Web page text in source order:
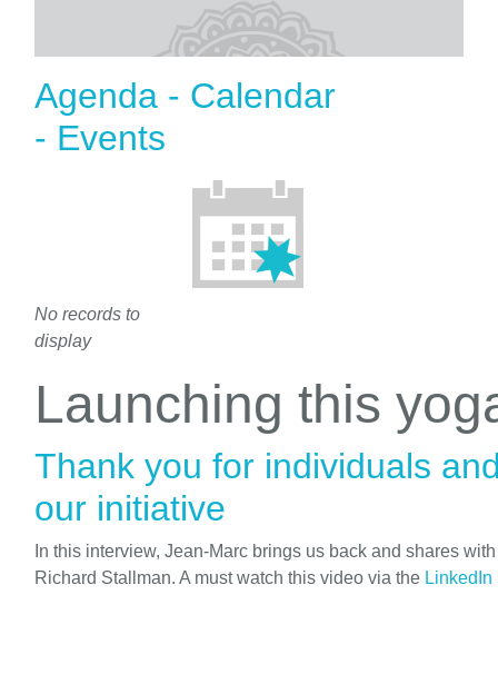
Agenda - Calendar
- Events
No records to
display
Launching this
Thank you for individuals
our initiative
In this interview, Jean-Marc brings us back and shares
Richard Stallman. A must watch this video via the LinkedIn